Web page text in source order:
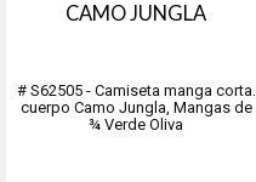
CAMO JUNGLA
# S62505 - Camiseta manga corta.
cuerpo Camo Jungla, Mangas de
¾ Verde Oliva